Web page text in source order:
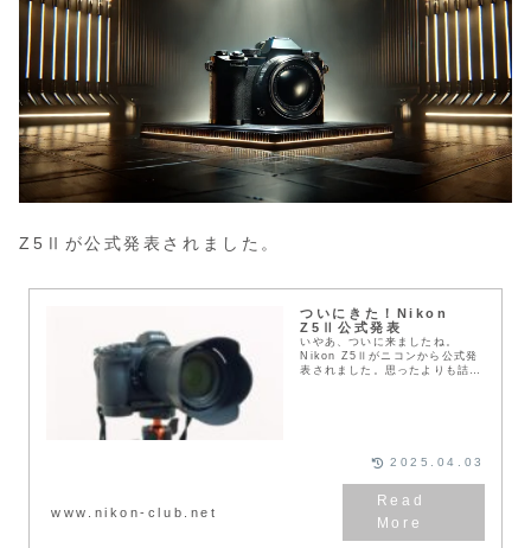
Z5Ⅱが公式発表されました。
ついにきた！Nikon
Z5Ⅱ公式発表
いやあ、ついに来ましたね。
Nikon Z5Ⅱがニコンから公式発
表されました。思ったよりも詰め
www.nikon-club.net
2025.04.03